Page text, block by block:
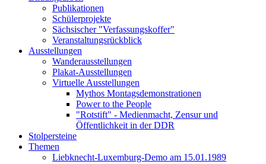
Publikationen
Schülerprojekte
Sächsischer "Verfassungskoffer"
Veranstaltungsrückblick
Ausstellungen
Wanderausstellungen
Plakat-Ausstellungen
Virtuelle Ausstellungen
Mythos Montagsdemonstrationen
Power to the People
"Rotstift" - Medienmacht, Zensur und
Öffentlichkeit in der DDR
Stolpersteine
Themen
Liebknecht-Luxemburg-Demo am 15.01.1989